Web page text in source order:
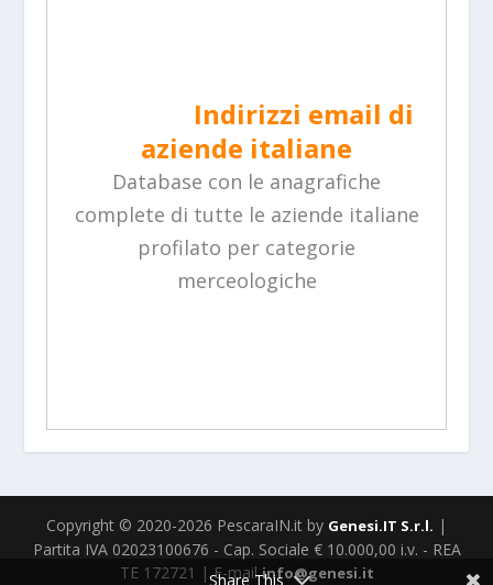
Indirizzi email di
aziende italiane
Database con le anagrafiche
complete di tutte le aziende italiane
profilato per categorie
merceologiche
Copyright © 2020-2026 PescaraIN.it by Genesi.IT S.r.l. |
Partita IVA 02023100676 - Cap. Sociale € 10.000,00 i.v. - REA
TE 172721 | E-mailinfo@genesi.it
Share This